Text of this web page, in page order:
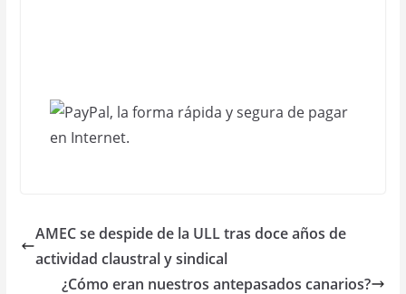
AMEC se despide de la ULL tras doce años de
actividad claustral y sindical
¿Cómo eran nuestros antepasados canarios?